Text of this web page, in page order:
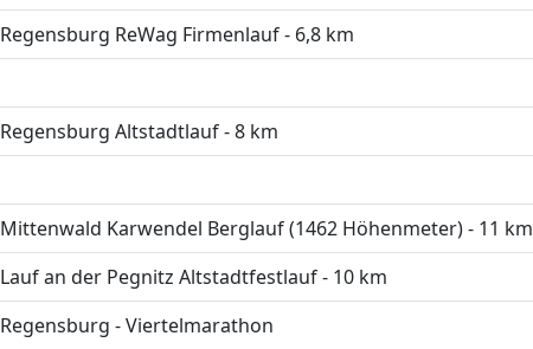
Regensburg ReWag Firmenlauf - 6,8 km
Regensburg Altstadtlauf - 8 km
Mittenwald Karwendel Berglauf (1462 Höhenmeter) - 11 km
Lauf an der Pegnitz Altstadtfestlauf - 10 km
Regensburg - Viertelmarathon